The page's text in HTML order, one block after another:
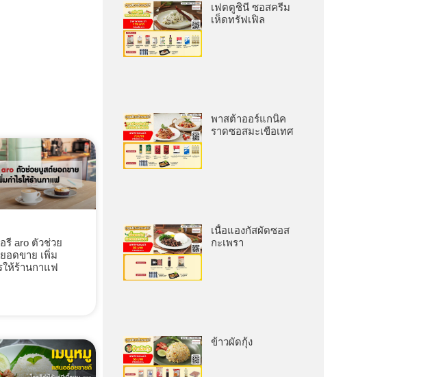
อรี aro ตัวช่วย
อดขาย เพิ่ม
ให้ร้านกาแฟ
เฟตตูชินี ซอสครีม
เห็ดทรัฟเฟิล
พาสต้าออร์แกนิค
ราดซอสมะเขือเทศ
เนื้อแองกัสผัดซอส
กะเพรา
ข้าวผัดกุ้ง